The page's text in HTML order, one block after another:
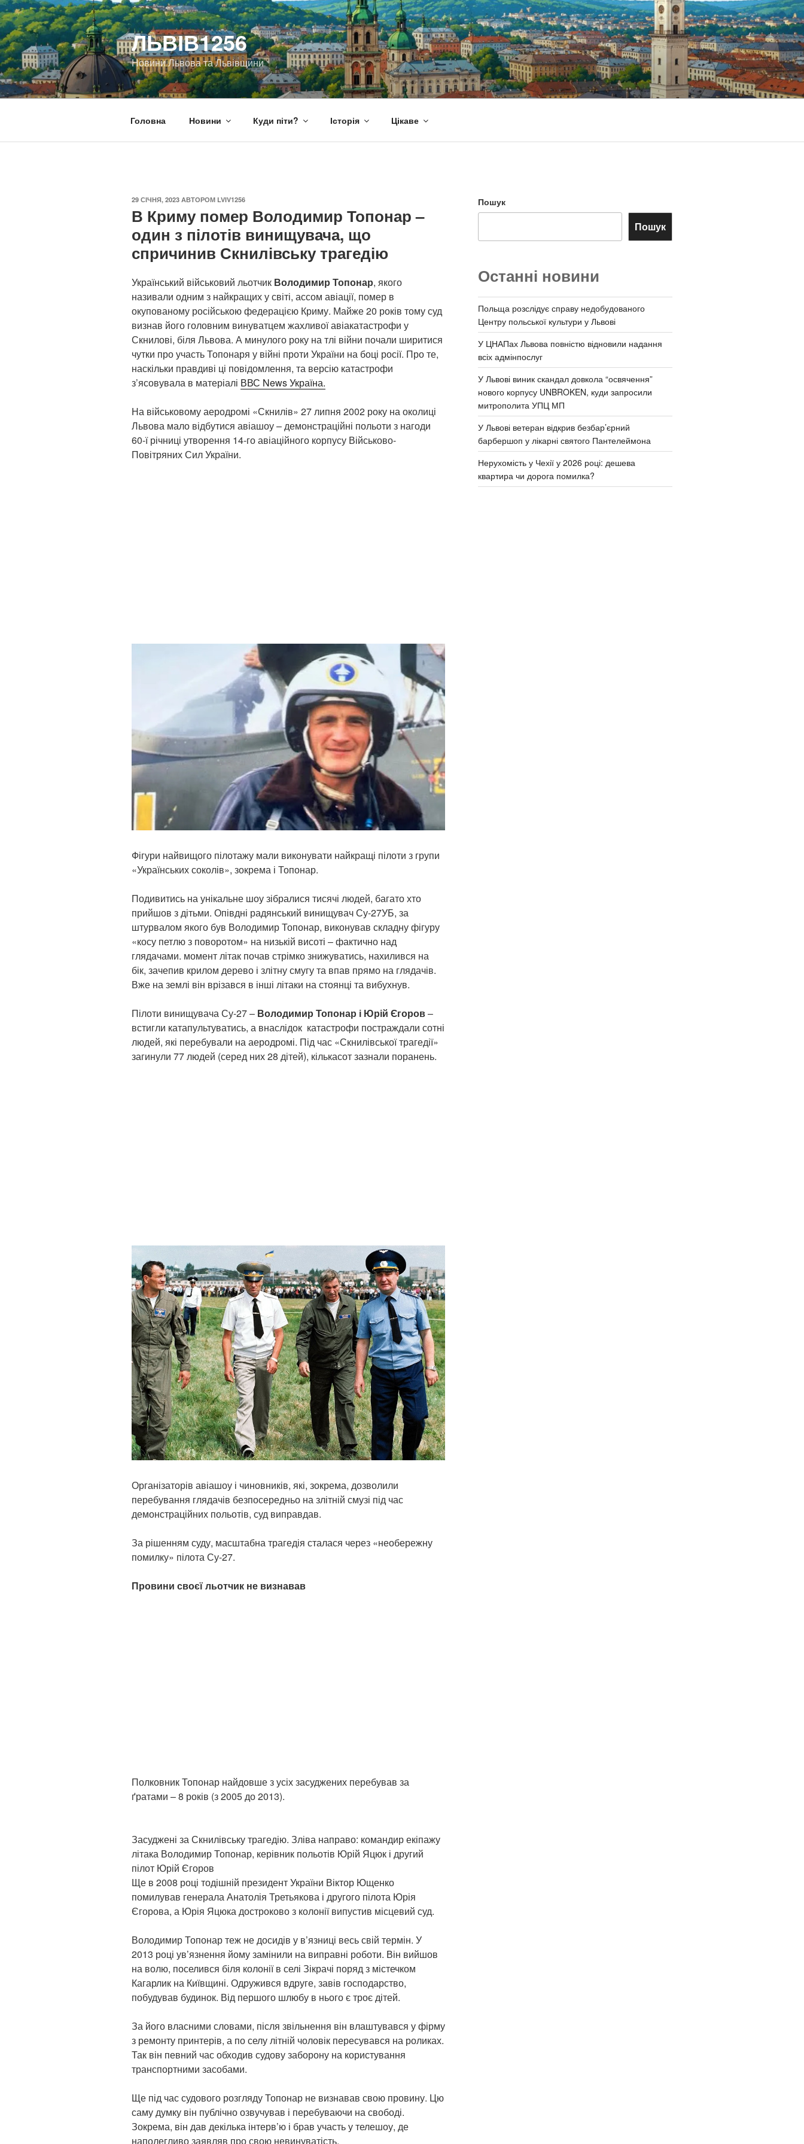
Перейти
до
вмісту
ЛЬВІВ1256
Новини Львова та Львівщини
Головна Новини Куди піти? Історія Цікаве
ОПУБЛІКОВАНО
29 СІЧНЯ, 2023 АВТОРОМ LVIV1256
В Криму помер Володимир Топонар –
один з пілотів винищувача, що
спричинив Скнилівську трагедію
Український військовий льотчик Володимир Топонар, якого
називали одним з найкращих у світі, ассом авіації, помер в
окупованому російською федерацією Криму. Майже 20 років тому суд
визнав його головним винуватцем жахливої авіакатастрофи у
Скнилові, біля Львова. А минулого року на тлі війни почали ширитися
чутки про участь Топонаря у війні проти України на боці росії. Про те,
наскільки правдиві ці повідомлення, та версію катастрофи
з’ясовувала в матеріалі ВВС News Україна.
На військовому аеродромі «Скнилів» 27 липня 2002 року на околиці
Львова мало відбутися авіашоу – демонстраційні польоти з нагоди
60-ї річниці утворення 14-го авіаційного корпусу Військово-
Повітряних Сил України.
Фігури найвищого пілотажу мали виконувати найкращі пілоти з групи
«Українських соколів», зокрема і Топонар.
Подивитись на унікальне шоу зібралися тисячі людей, багато хто
прийшов з дітьми. Опівдні радянський винищувач Су-27УБ, за
штурвалом якого був Володимир Топонар, виконував складну фігуру
«косу петлю з поворотом» на низькій висоті – фактично над
глядачами. момент літак почав стрімко знижуватись, нахилився на
бік, зачепив крилом дерево і злітну смугу та впав прямо на глядачів.
Вже на землі він врізався в інші літаки на стоянці та вибухнув.
Пілоти винищувача Су-27 – Володимир Топонар і Юрій Єгоров–
встигли катапультуватись, а внаслідок катастрофи постраждали сотні
людей, які перебували на аеродромі. Під час «Скнилівської трагедії»
загинули 77 людей (серед них 28 дітей), кількасот зазнали поранень.
Організаторів авіашоу і чиновників, які, зокрема, дозволили
перебування глядачів безпосередньо на злітній смузі під час
демонстраційних польотів, суд виправдав.
За рішенням суду, масштабна трагедія сталася через «необережну
помилку» пілота Су-27.
Провини своєї льотчик не визнавав
Полковник Топонар найдовше з усіх засуджених перебував за
ґратами – 8 років (з 2005 до 2013).
Засуджені за Скнилівську трагедію. Зліва направо: командир екіпажу
літака Володимир Топонар, керівник польотів Юрій Яцюк і другий
пілот Юрій Єгоров
Ще в 2008 році тодішній президент України Віктор Ющенко
помилував генерала Анатолія Третьякова і другого пілота Юрія
Єгорова, а Юрія Яцюка достроково з колонії випустив місцевий суд.
Володимир Топонар теж не досидів у в’язниці весь свій термін. У
2013 році ув’язнення йому замінили на виправні роботи. Він вийшов
на волю, поселився біля колонії в селі Зікрачі поряд з містечком
Кагарлик на Київщині. Одружився вдруге, завів господарство,
побудував будинок. Від першого шлюбу в нього є троє дітей.
За його власними словами, після звільнення він влаштувався у фірму
з ремонту принтерів, а по селу літній чоловік пересувався на роликах.
Так він певний час обходив судову заборону на користування
транспортними засобами.
Ще під час судового розгляду Топонар не визнавав свою провину. Цю
саму думку він публічно озвучував і перебуваючи на свободі.
Зокрема, він дав декілька інтерв’ю і брав участь у телешоу, де
наполегливо заявляв про свою невинуватість.
Пошук
Пошук
Останні новини
Польща розслідує справу недобудованого
Центру польської культури у Львові
У ЦНАПах Львова повністю відновили надання
всіх адмінпослуг
У Львові виник скандал довкола “освячення”
нового корпусу UNBROKEN, куди запросили
митрополита УПЦ МП
У Львові ветеран відкрив безбар’єрний
барбершоп у лікарні святого Пантелеймона
Нерухомість у Чехії у 2026 році: дешева
квартира чи дорога помилка?